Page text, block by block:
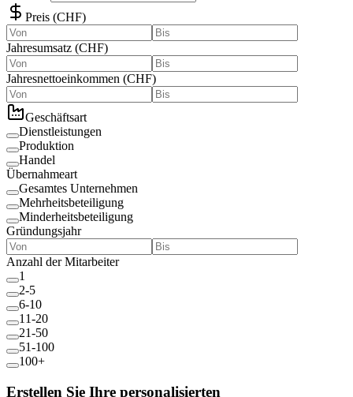
Preis (CHF)
Jahresumsatz (CHF)
Jahresnettoeinkommen (CHF)
Geschäftsart
Dienstleistungen
Produktion
Handel
Übernahmeart
Gesamtes Unternehmen
Mehrheitsbeteiligung
Minderheitsbeteiligung
Gründungsjahr
Anzahl der Mitarbeiter
1
2-5
6-10
11-20
21-50
51-100
100+
Erstellen Sie Ihre personalisierten